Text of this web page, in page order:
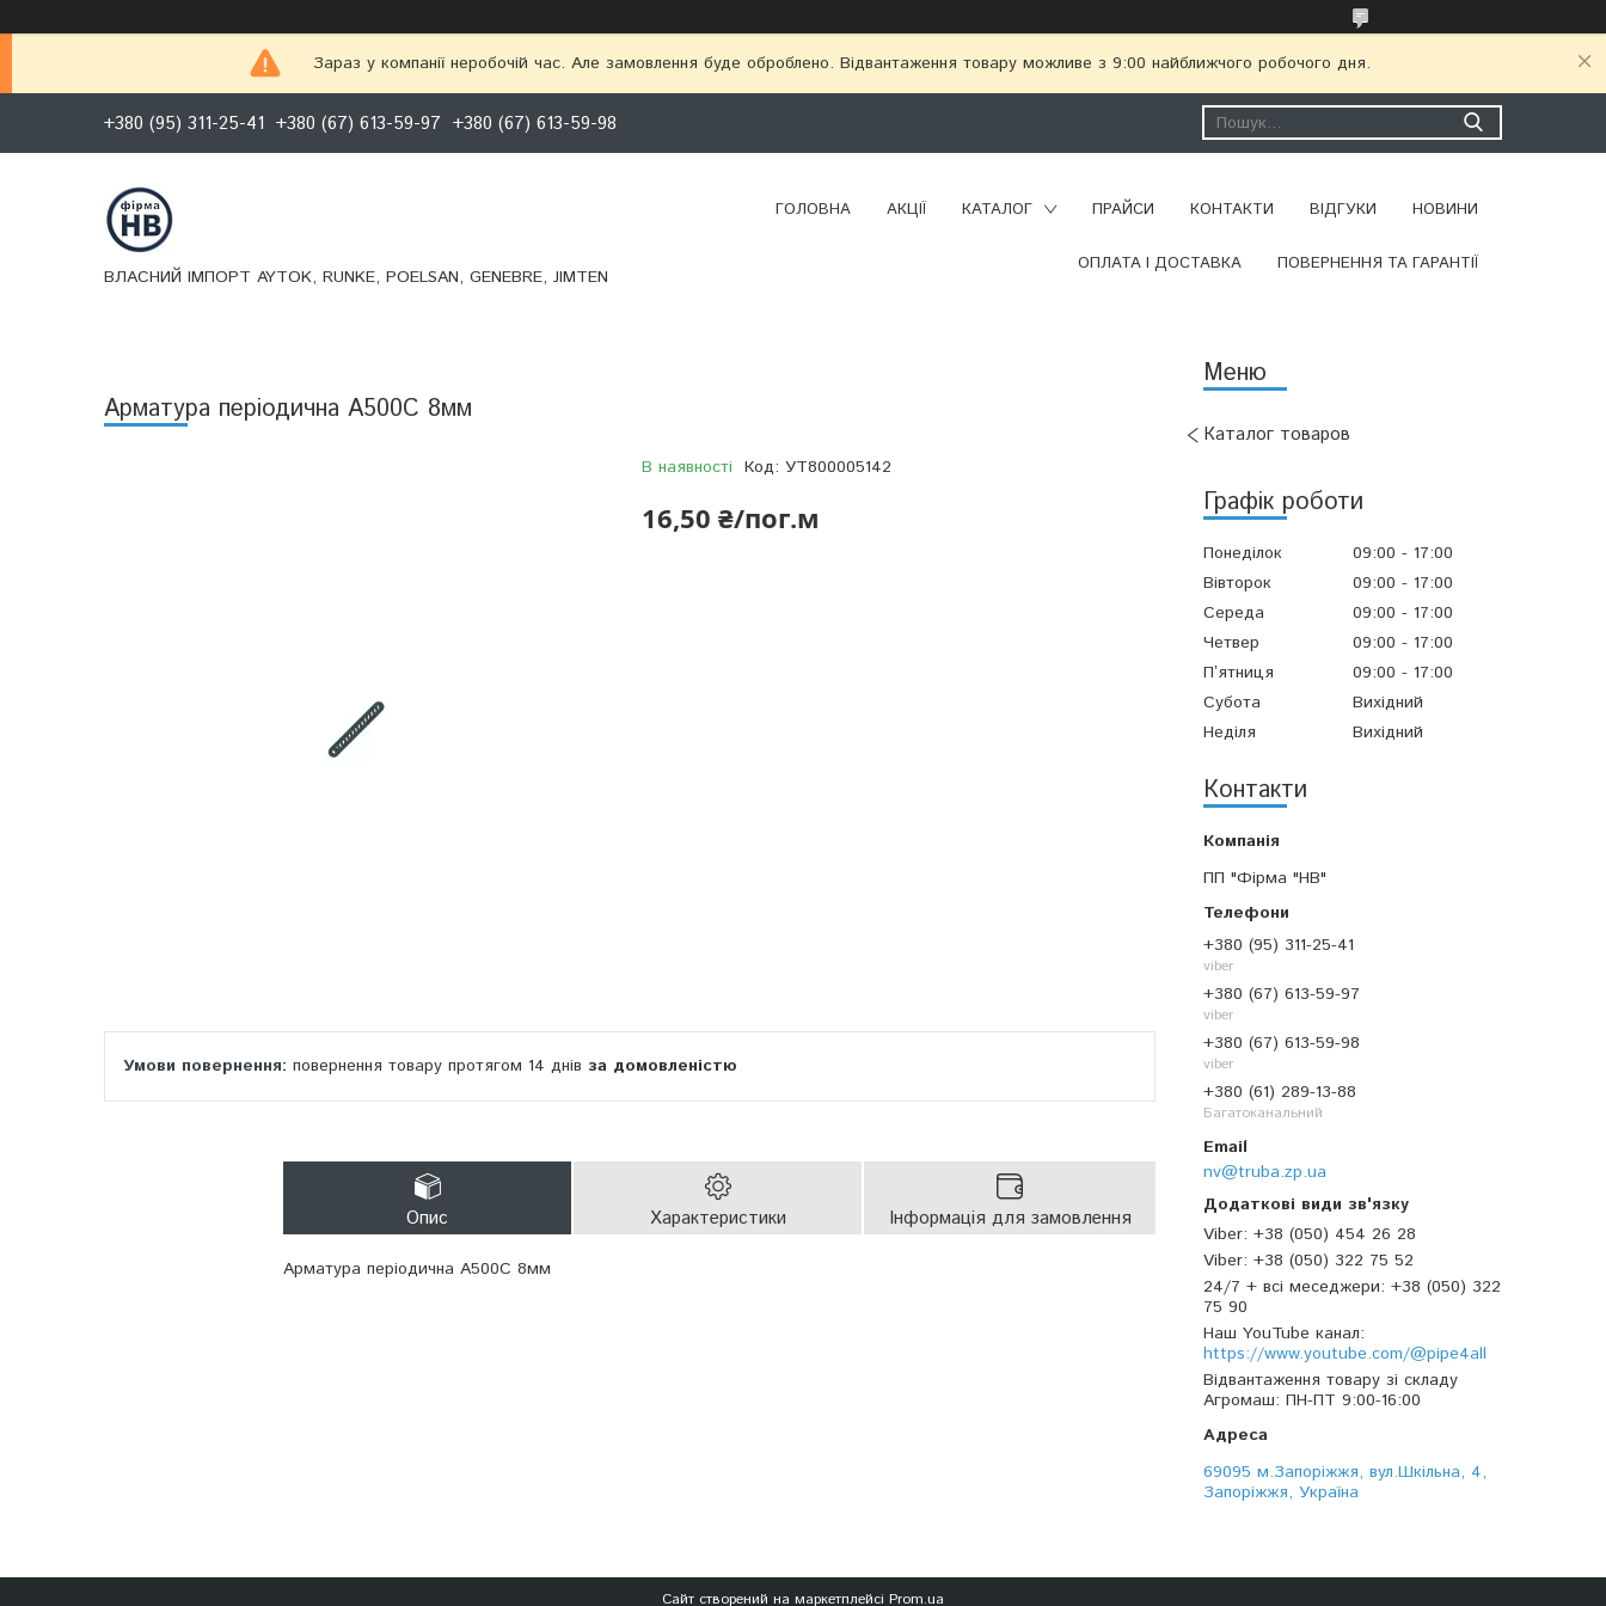
Зараз у компанії неробочій час. Але замовлення буде оброблено. Відвантаження товару можливе з 9:00 найближчого робочого дня.
+380 (95) 311-25-41 +380 (67) 613-59-97 +380 (67) 613-59-98
ВЛАСНИЙ ІМПОРТ AYTOK, RUNKE, POELSAN, GENEBRE, JIMTEN
ГОЛОВНА АКЦІЇ КАТАЛОГ ПРАЙСИ КОНТАКТИ ВІДГУКИ НОВИНИ
ОПЛАТА І ДОСТАВКА ПОВЕРНЕННЯ ТА ГАРАНТІЇ
Каталог товаров
Графік роботи
Понеділок 09:00
17:00
Вівторок
09:00
17:00
Середа
09:00
17:00
Четвер
09:00
17:00
Пʼятниця
09:00
17:00
Субота
Вихідний
Неділя
Вихідний
Контакти
ПП "Фірма "НВ"
+380 (95) 311-25-41
viber
+380 (67) 613-59-97
viber
+380 (67) 613-59-98
viber
+380 (61) 289-13-88
Багатоканальний
nv@truba.zp.ua
Viber +38 (050) 454 26 28
Viber +38 (050) 322 75 52
24/7 + всі меседжери +38 (050) 322
75 90
Наш YouTube канал
https://www.youtube.com/@pipe4all
Відвантаження товару зі складу
Агромаш ПН-ПТ 9:00-16:00
69095 м.Запоріжжя, вул.Шкільна, 4,
Запоріжжя, Україна
Арматура періодична А500С 8мм
В наявності Код: УТ800005142
16,50 ₴/пог.м
повернення товару протягом 14 днів за домовленістю
Опис Характеристики Інформація для замовлення
Арматура періодична А500С 8мм
Сайт створений на маркетплейсі Prom.ua